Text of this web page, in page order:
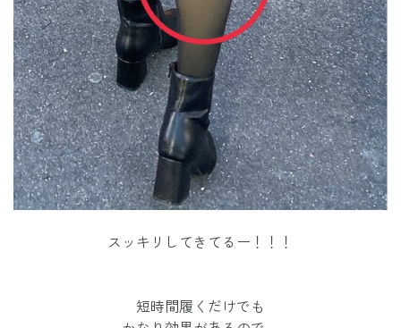
スッキリしてきてるー！！！
短時間履くだけでも